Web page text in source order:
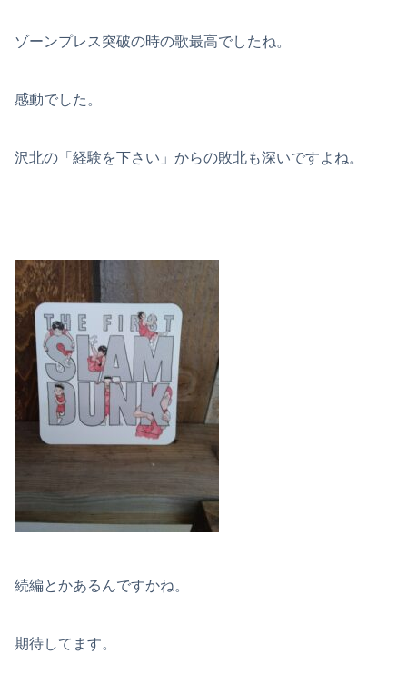
ゾーンプレス突破の時の歌最高でしたね。
感動でした。
沢北の「経験を下さい」からの敗北も深いですよね。
続編とかあるんですかね。
期待してます。